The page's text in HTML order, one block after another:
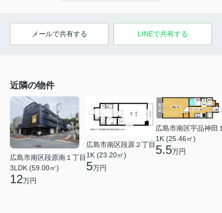
メールで共有する LINEで共有する
近隣の物件
広島市南区段原南１丁目
3LDK (59.00㎡)
12万円
広島市南区段原２丁目
1K (23.20㎡)
5万円
広島市南区宇品神田
1K (25.46㎡)
5.5万円